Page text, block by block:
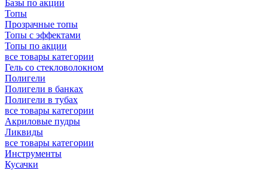
Базы по акции
Топы
Прозрачные топы
Топы с эффектами
Топы по акции
все товары категории
Гель со стекловолокном
Полигели
Полигели в банках
Полигели в тубах
все товары категории
Акриловые пудры
Ликвиды
все товары категории
Инструменты
Кусачки